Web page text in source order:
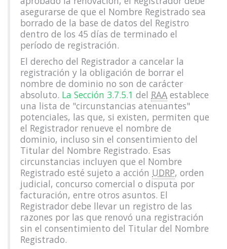
asegurarse de que el Nombre Registrado sea
borrado de la base de datos del Registro
dentro de los 45 días de terminado el
período de registración.
El derecho del Registrador a cancelar la
registración y la obligación de borrar el
nombre de dominio no son de carácter
absoluto. La Sección 3.7.5.1 del RAA establece
una lista de "circunstancias atenuantes"
potenciales, las que, si existen, permiten que
el Registrador renueve el nombre de
dominio, incluso sin el consentimiento del
Titular del Nombre Registrado. Esas
circunstancias incluyen que el Nombre
Registrado esté sujeto a acción UDRP, orden
judicial, concurso comercial o disputa por
facturación, entre otros asuntos. El
Registrador debe llevar un registro de las
razones por las que renovó una registración
sin el consentimiento del Titular del Nombre
Registrado.